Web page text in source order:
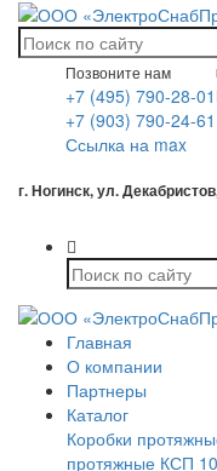
Позвоните нам
+7 (495) 790-28-01
+7 (903) 790-24-61
Ссылка на max
г. Ногинск, ул.
Главная
О компании
Партнеры
Каталог
Коробки
протяжные КСП